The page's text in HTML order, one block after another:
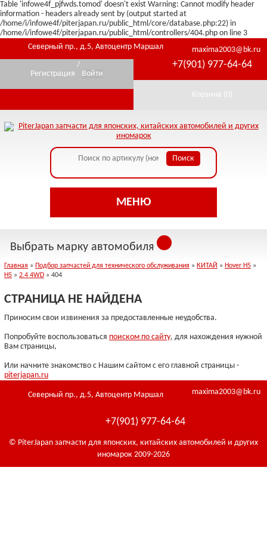
Table 'infowe4f_pjfwds.tomod' doesn't exist Warning: Cannot modify header
information - headers already sent by (output started at
/home/i/infowe4f/piterjapan.ru/public_html/core/database.php:22) in
/home/i/infowe4f/piterjapan.ru/public_html/controllers/404.php on line 3
Северный пр., д.5, Автоцентр Маршал
maxima2003@bk.ru
+7(901) 977-64-64
Регистрация
/
Войти
Корзина (0)
МЕНЮ
Выбрать марку автомобиля
Главная » Подбор запчастей для технического обслуживания » КИТАЙ » Hover H5 »
H5 » 2.4 4WD » 404
СТРАНИЦА НЕ НАЙДЕНА
Приносим свои извинения за предоставленные неудобства.
Попробуйте воспользоваться поиском по сайту, для нахождения нужной
Вам страницы,
Или начните знакомство с Нашим сайтом с его главной страницы -
piterjapan.ru
Северный пр., д.5, Автоцентр Маршал maxima2003@bk.ru
+7(901) 977-64-64
© PiterJapan запчасти для японских, китайских автомобилей и других
иномарок 2009-2026